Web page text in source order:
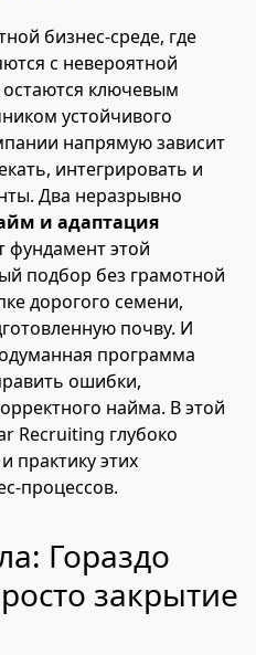
бизнес-среде, где
с невероятной
ключевым
устойчивого
напрямую зависит
интегрировать и
Два неразрывно
и адаптация
этой
подбор без грамотной
дорогого семени,
почву. И
программа
ошибки,
найма. В этой
Recruiting глубоко
практику этих
процессов.
Гораздо
закрытие